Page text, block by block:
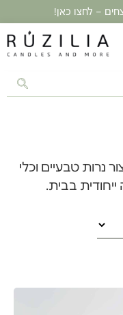
– לחצו כאן!
נרות טבעיים וכלי
ייחודית בבית.